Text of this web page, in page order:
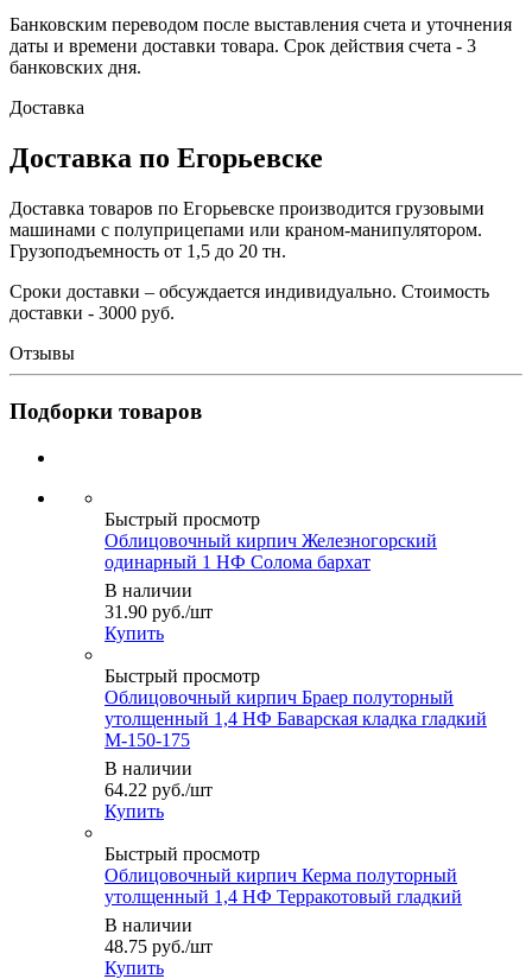
Банковским переводом после выставления счета и уточнения
даты и времени доставки товара. Срок действия счета - 3
банковских дня.
Доставка
Доставка по Егорьевске
Доставка товаров по Егорьевске производится грузовыми
машинами с полуприцепами или краном-манипулятором.
Грузоподъемность от 1,5 до 20 тн.
Сроки доставки – обсуждается индивидуально. Стоимость
доставки - 3000 руб.
Отзывы
Подборки товаров
Быстрый просмотр
Облицовочный кирпич Железногорский
одинарный 1 НФ Солома бархат
В наличии
31.90 руб./шт
Купить
Быстрый просмотр
Облицовочный кирпич Браер полуторный
утолщенный 1,4 НФ Баварская кладка гладкий
М-150-175
В наличии
64.22 руб./шт
Купить
Быстрый просмотр
Облицовочный кирпич Керма полуторный
утолщенный 1,4 НФ Терракотовый гладкий
В наличии
48.75 руб./шт
Купить